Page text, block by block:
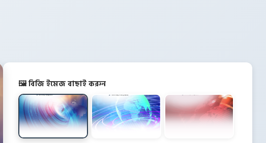
🖼️ বিজি ইমেজ বাছাই করুন